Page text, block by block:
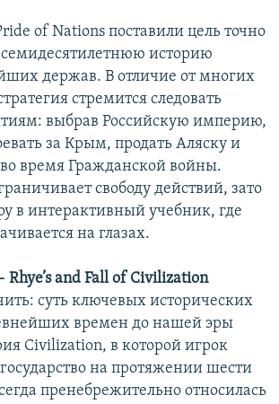
of Nations поставили цель точно
семидесятилетнюю историю
держав. В отличие от многих
стремится следовать
выбрав Российскую империю,
за Крым, продать Аляску и
время Гражданской войны.
свободу действий, зато
в интерактивный учебник, где
на глазах.
and Fall of Civilization
суть ключевых исторических
времен до нашей эры
Civilization, в которой игрок
на протяжении шести
пренебрежительно относилась